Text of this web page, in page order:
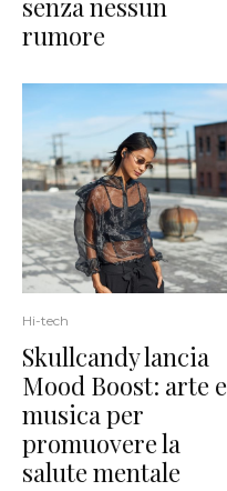
senza nessun
rumore
Hi-tech
Skullcandy lancia
Mood Boost: arte e
musica per
promuovere la
salute mentale